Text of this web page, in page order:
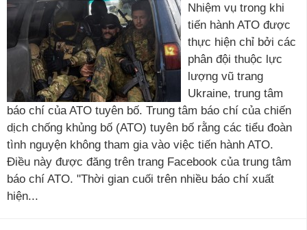
Nhiệm vụ trong khi
tiến hành ATO được
thực hiện chỉ bởi các
phân đội thuộc lực
lượng vũ trang
Ukraine, trung tâm
báo chí của ATO tuyên bố. Trung tâm báo chí của chiến
dịch chống khủng bố (ATO) tuyên bố rằng các tiểu đoàn
tình nguyện không tham gia vào việc tiến hành ATO.
Điều này được đăng trên trang Facebook của trung tâm
báo chí ATO. "Thời gian cuối trên nhiều báo chí xuất
hiện...